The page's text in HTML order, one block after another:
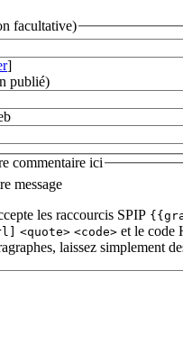
facultative)
]
publié)
commentaire ici
message
les raccourcis SPIP
<quote> <code> et le code
laissez simplement